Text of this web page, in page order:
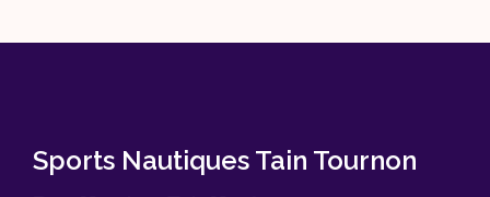
Sports Nautiques Tain Tournon